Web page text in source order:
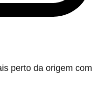
perto da origem com